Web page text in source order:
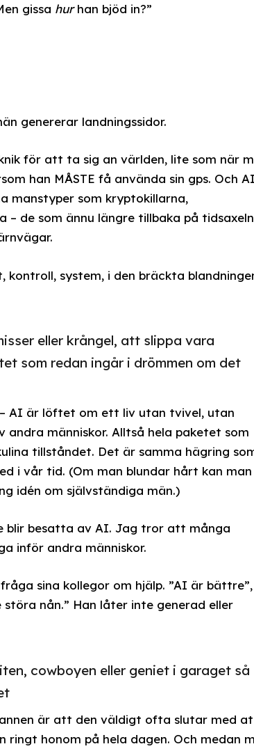
gissa hurhan bjöd in?”
genererar landningssidor.
för att ta sig an världen, lite som när
han MÅSTE få använda sin gps. Och
manstyper som kryptokillarna,
– de som ännu längre tillbaka på tidsaxeln
system, i den bräckta
eller krångel, att slippa vara
som redan ingår i drömmen om det
AI är löftet om ett liv utan tvivel, utan
andra människor. Alltså hela paketet som
tillståndet. Det är samma hägring
i vår tid. (Om man blundar hårt kan man
idén om självständiga män.)
blir besatta av AI. Jag tror att många
inför andra människor.
sina kollegor om hjälp. ”AI är bättre”,
nån.” Han låter inte generad eller
cowboyen eller geniet i garaget så
är att den väldigt ofta slutar med
honom på hela dagen. Och medan